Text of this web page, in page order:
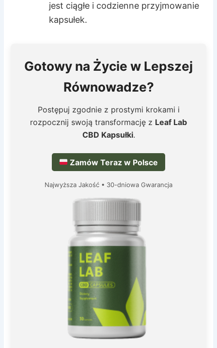
jest ciągłe i codzienne przyjmowanie
kapsułek.
Gotowy na Życie w Lepszej
Równowadze?
Postępuj zgodnie z prostymi krokami i
rozpocznij swoją transformację z Leaf Lab
CBD Kapsułki.
Zamów Teraz w Polsce
Najwyższa Jakość • 30-dniowa Gwarancja